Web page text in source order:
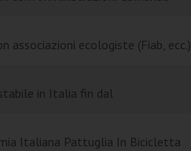
associazioni ecologiste (Fiab, ecc.)
in Italia fin dal
Italiana Pattuglia In Bicicletta